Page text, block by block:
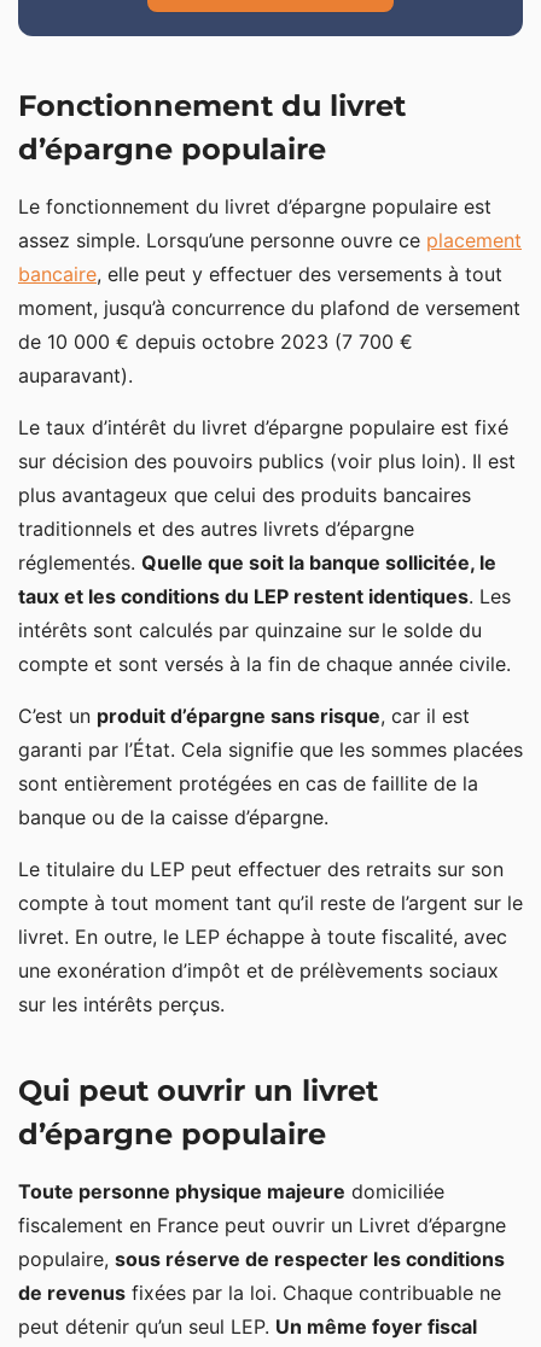
Fonctionnement du livret
d’épargne populaire
Le fonctionnement du livret d’épargne populaire est
assez simple. Lorsqu’une personne ouvre ce placement
bancaire, elle peut y effectuer des versements à tout
moment, jusqu’à concurrence du plafond de versement
de 10 000 € depuis octobre 2023 (7 700 €
auparavant).
Le taux d’intérêt du livret d’épargne populaire est fixé
sur décision des pouvoirs publics (voir plus loin). Il est
plus avantageux que celui des produits bancaires
traditionnels et des autres livrets d’épargne
réglementés. Quelle que soit la banque sollicitée, le
taux et les conditions du LEP restent identiques. Les
intérêts sont calculés par quinzaine sur le solde du
compte et sont versés à la fin de chaque année civile.
C’est un produit d’épargne sans risque, car il est
garanti par l’État. Cela signifie que les sommes placées
sont entièrement protégées en cas de faillite de la
banque ou de la caisse d’épargne.
Le titulaire du LEP peut effectuer des retraits sur son
compte à tout moment tant qu’il reste de l’argent sur le
livret. En outre, le LEP échappe à toute fiscalité, avec
une exonération d’impôt et de prélèvements sociaux
sur les intérêts perçus.
Qui peut ouvrir un livret
d’épargne populaire
Toute personne physique majeure domiciliée
fiscalement en France peut ouvrir un Livret d’épargne
populaire, sous réserve de respecter les conditions
de revenus fixées par la loi. Chaque contribuable ne
peut détenir qu’un seul LEP. Un même foyer fiscal